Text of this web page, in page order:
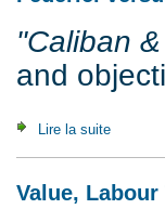
"Caliban
and
Lire la suite
Value,